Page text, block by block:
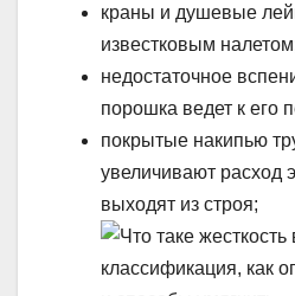
краны и душевые
известковым
недостаточное
порошка ведет к его
покрытые накипью
увеличивают расход
выходят из строя;